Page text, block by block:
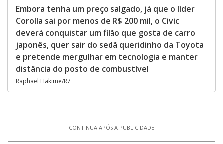
Embora tenha um preço salgado, já que o líder
Corolla sai por menos de R$ 200 mil, o Civic
deverá conquistar um filão que gosta de carro
japonês, quer sair do sedã queridinho da Toyota
e pretende mergulhar em tecnologia e manter
distância do posto de combustível
Raphael Hakime/R7
CONTINUA APÓS A PUBLICIDADE